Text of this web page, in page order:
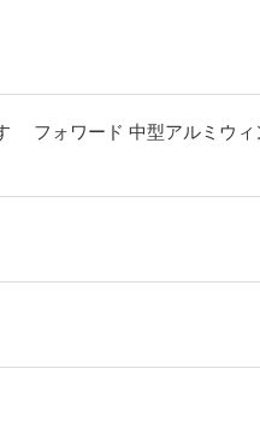
ゞ フォワード 中型アルミウ